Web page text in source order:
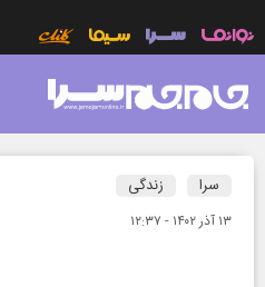
سرا زندگی
۱۳ آذر ۱۴۰۲ - ۱۲:۳۷